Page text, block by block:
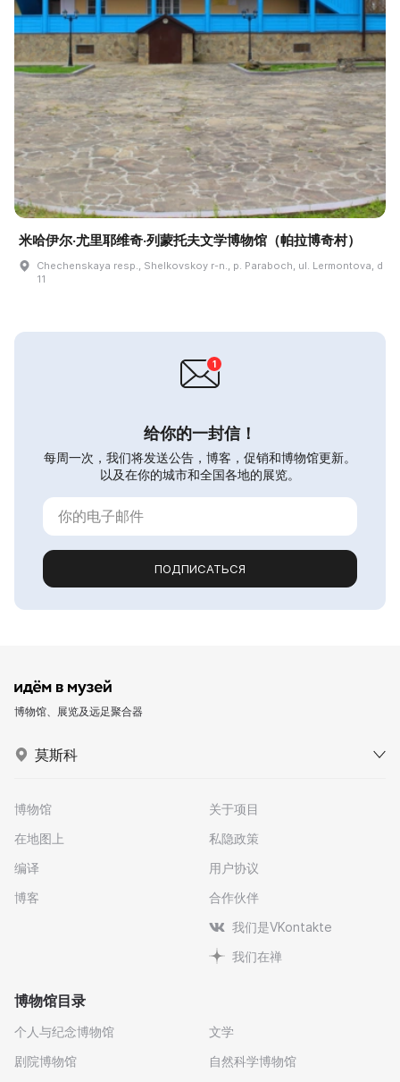
米哈伊尔·尤里耶维奇·列蒙托夫文学博物馆（帕拉博奇村）
Chechenskaya resp., Shelkovskoy r-n., p. Paraboch, ul. Lermontova, d
11
给你的一封信！
每周一次，我们将发送公告，博客，促销和博物馆更新。
以及在你的城市和全国各地的展览。
ПОДПИСАТЬСЯ
博物馆、展览及远足聚合器
莫斯科
博物馆
在地图上
编译
博客
关于项目
私隐政策
用户协议
合作伙伴
我们是VKontakte
我们在禅
博物馆目录
个人与纪念博物馆
剧院博物馆
文学
自然科学博物馆